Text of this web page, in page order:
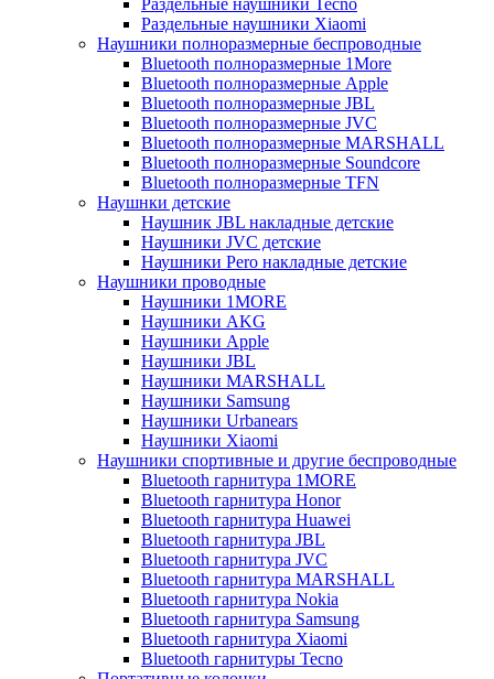
Раздельные наушники Tecno
Раздельные наушники Xiaomi
Наушники полноразмерные беспроводные
Bluetooth полноразмерные 1More
Bluetooth полноразмерные Apple
Bluetooth полноразмерные JBL
Bluetooth полноразмерные JVC
Bluetooth полноразмерные MARSHALL
Bluetooth полноразмерные Soundcore
Bluetooth полноразмерные TFN
Наушнки детские
Наушник JBL накладные детские
Наушники JVC детские
Наушники Pero накладные детские
Наушники проводные
Наушники 1MORE
Наушники AKG
Наушники Apple
Наушники JBL
Наушники MARSHALL
Наушники Samsung
Наушники Urbanears
Наушники Xiaomi
Наушники спортивные и другие беспроводные
Bluetooth гарнитура 1MORE
Bluetooth гарнитура Honor
Bluetooth гарнитура Huawei
Bluetooth гарнитура JBL
Bluetooth гарнитура JVC
Bluetooth гарнитура MARSHALL
Bluetooth гарнитура Nokia
Bluetooth гарнитура Samsung
Bluetooth гарнитура Xiaomi
Bluetooth гарнитуры Tecno